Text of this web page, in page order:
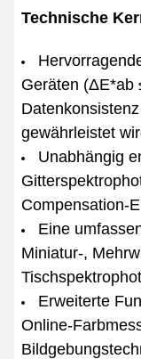
Technische
Geräten (ΔE*ab
gewährleistet
Unabhängig
Compensation-
Eine
Miniatur-,
Erweiterte
Online-